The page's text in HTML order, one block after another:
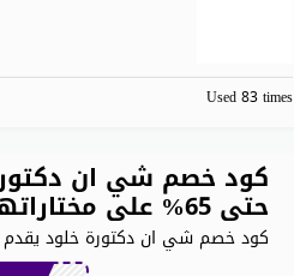
Used 83 times
كود خصم شي ان
حتى 65% على مختاراتها الأنيقة
كود خصم شي ان دكتورة خلود